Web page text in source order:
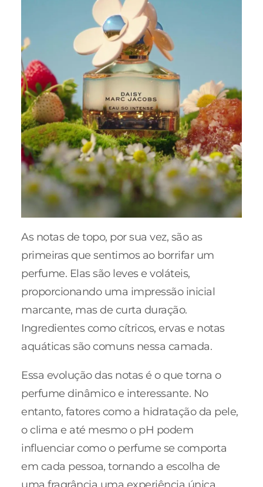
As notas de topo, por sua vez, são as
primeiras que sentimos ao borrifar um
perfume. Elas são leves e voláteis,
proporcionando uma impressão inicial
marcante, mas de curta duração.
Ingredientes como cítricos, ervas e notas
aquáticas são comuns nessa camada.
Essa evolução das notas é o que torna o
perfume dinâmico e interessante. No
entanto, fatores como a hidratação da pele,
o clima e até mesmo o pH podem
influenciar como o perfume se comporta
em cada pessoa, tornando a escolha de